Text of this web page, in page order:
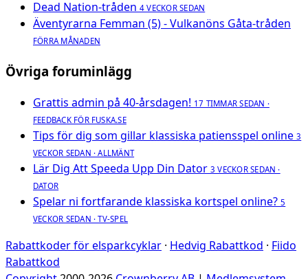
Dead Nation-tråden 4 VECKOR SEDAN
Äventyrarna Femman (5) - Vulkanöns Gåta-tråden
FÖRRA MÅNADEN
Övriga foruminlägg
Grattis admin på 40-årsdagen! 17 TIMMAR SEDAN ·
FEEDBACK FÖR FUSKA.SE
Tips för dig som gillar klassiska patiensspel online 3
VECKOR SEDAN · ALLMÄNT
Lär Dig Att Speeda Upp Din Dator 3 VECKOR SEDAN ·
DATOR
Spelar ni fortfarande klassiska kortspel online? 5
VECKOR SEDAN · TV-SPEL
Rabattkoder för elsparkcyklar · Hedvig Rabattkod · Fiido
Rabattkod